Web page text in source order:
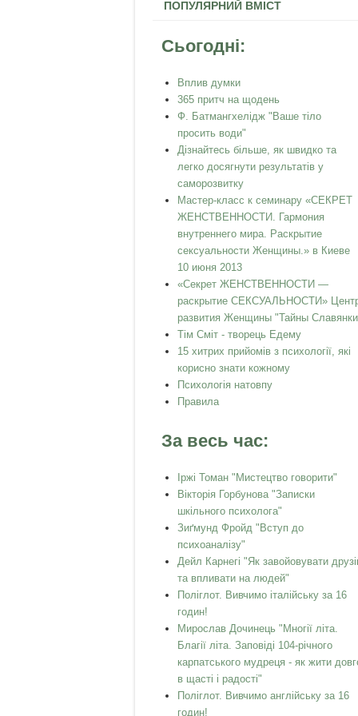
ПОПУЛЯРНИЙ ВМІСТ
Сьогодні:
Вплив думки
365 притч на щодень
Ф. Батмангхелідж "Ваше тіло
просить води"
Дізнайтесь більше, як швидко та
легко досягнути результатів у
саморозвитку
Мастер-класс к семинару «СЕКРЕТ
ЖЕНСТВЕННОСТИ. Гармония
внутреннего мира. Раскрытие
сексуальности Женщины.» в Киеве
10 июня 2013
«Секрет ЖЕНСТВЕННОСТИ —
раскрытие СЕКСУАЛЬНОСТИ»
развития Женщины "Тайны
Тім Сміт - творець Едему
15 хитрих прийомів з психології, які
корисно знати кожному
Психологія натовпу
Правила
За весь час:
Іржі Томан "Мистецтво говорити"
Вікторія Горбунова "Записки
шкільного психолога"
Зиґмунд Фройд "Вступ до
психоаналізу"
Дейл Карнегі "Як завойовувати
та впливати на людей"
Поліглот. Вивчимо італійську за 16
годин!
Мирослав Дочинець "Многії літа.
Благії літа. Заповіді 104-річного
карпатського мудреця - як жити
в щасті і радості"
Поліглот. Вивчимо англійську за 16
годин!